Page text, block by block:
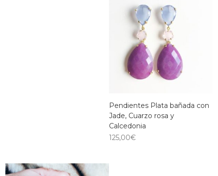
Pendientes Plata bañada con
Jade, Cuarzo rosa y
Calcedonia
125,00€